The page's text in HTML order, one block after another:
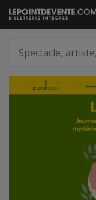
Passer
au
artiste,
lieu...